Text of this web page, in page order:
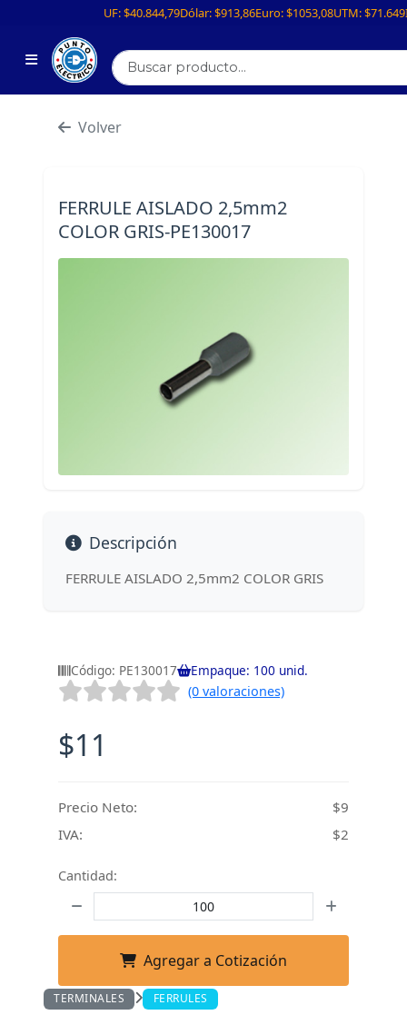
UF:$40.844,79Dólar:$913,86Euro:$1053,08UTM:$71.649
Volver
FERRULE AISLADO 2,5mm2
COLOR GRIS-PE130017
Descripción
FERRULE AISLADO 2,5mm2 COLOR GRIS
Código: PE130017
Empaque: 100 unid.
(0 valoraciones)
$11
Precio Neto:
$9
IVA:
$2
Cantidad:
Agregar a Cotización
TERMINALES FERRULES